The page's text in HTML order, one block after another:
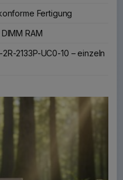
Fertigung
RAM
2133P-UC0-10 – einzeln